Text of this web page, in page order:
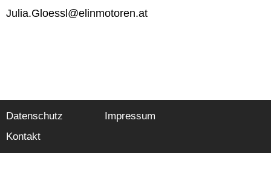
Julia.Gloessl@elinmotoren.at
Datenschutz
Impressum
Kontakt